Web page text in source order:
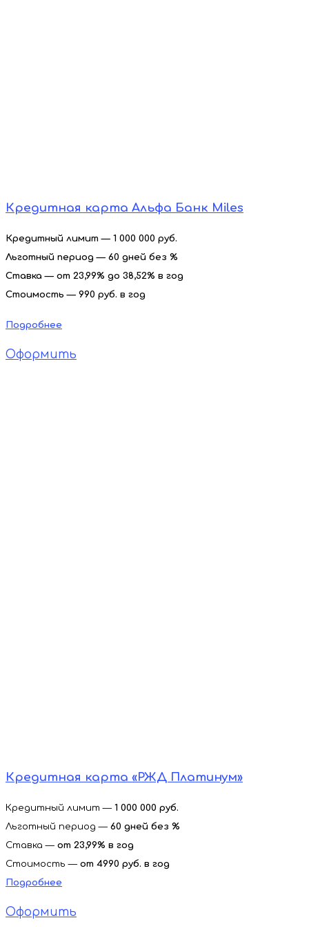
Кредитная карта Альфа Банк Miles
Кредитный лимит — 1 000 000 руб.
Льготный период — 60 дней без %
Ставка — от 23,99% до 38,52% в год
Стоимость — 990 руб. в год
Подробнее
Оформить
Кредитная карта «РЖД Платинум»
Кредитный лимит — 1 000 000 руб.
Льготный период — 60 дней без %
Ставка — от 23,99% в год
Стоимость — от 4990 руб. в год
Подробнее
Оформить